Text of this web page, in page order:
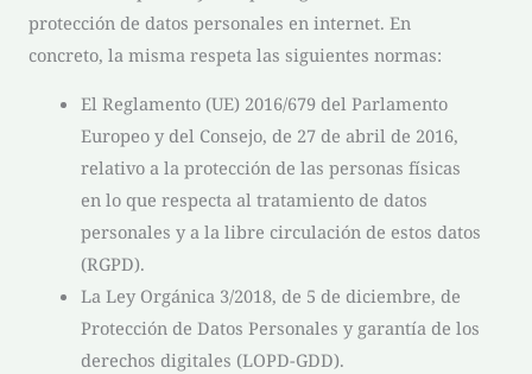
protección de datos personales en internet. En
concreto, la misma respeta las siguientes normas:
El Reglamento (UE) 2016/679 del Parlamento
Europeo y del Consejo, de 27 de abril de 2016,
relativo a la protección de las personas físicas
en lo que respecta al tratamiento de datos
personales y a la libre circulación de estos datos
(RGPD).
La Ley Orgánica 3/2018, de 5 de diciembre, de
Protección de Datos Personales y garantía de los
derechos digitales (LOPD-GDD).